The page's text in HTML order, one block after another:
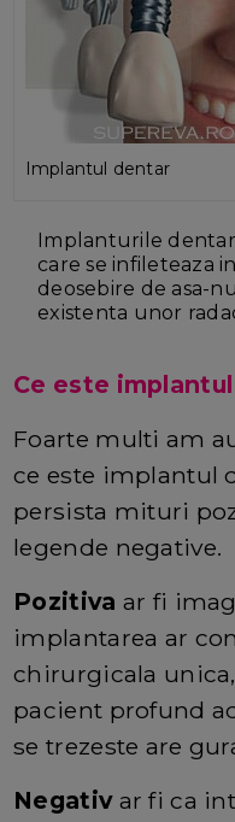
Implantul dentar
Implanturile
care se infileteaza
deosebire de asa-
existenta unor
Ce este
Foarte multi am
ce este implantul
persista mituri
legende negative.
Pozitiva ar fi
implantarea ar
chirurgicala
pacient profund
se trezeste are
Negativar fi ca